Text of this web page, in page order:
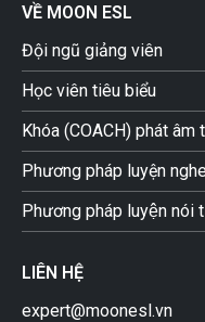
VỀ MOON ESL
Đội ngũ giảng viên
Học viên tiêu biểu
Khóa (COACH) phát âm
Phương pháp luyện
Phương pháp luyện nói
LIÊN HỆ
expert@moonesl.vn